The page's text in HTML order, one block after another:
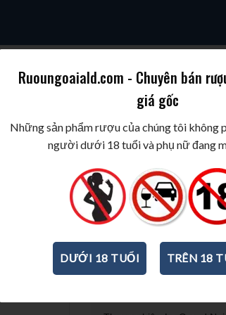
Rượu vang Le
750ml 13,5%
Ruoungoaiald.com - Chuyên bán
giá gốc
Những sản phẩm rượu của chúng tôi không
người dưới 18 tuổi và phụ nữ đang
DƯỚI 18 TUỔI TRÊN 18